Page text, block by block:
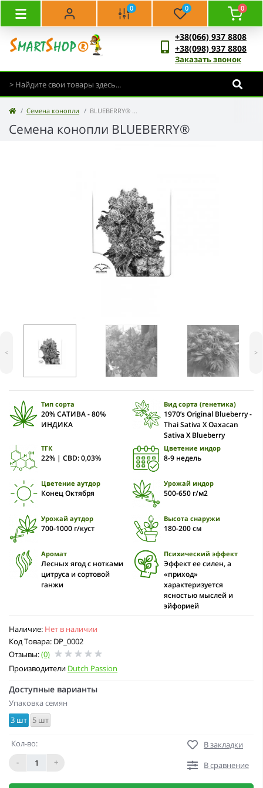
0 0 0
+38(066) 937 8808
+38(098) 937 8808
Заказать звонок
Семена конопли BLUEBERRY® - Dutch Passion
Семена конопли BLUEBERRY®
Наличие: Нет в наличии
Код Товара: DP_0002
Отзывы:(0)
Производители Dutch Passion
< >
Тип сорта
20% САТИВА - 80%
ИНДИКА
Вид сорта (генетика)
1970’s Original Blueberry -
Thai Sativa X Oaxacan
Sativa X Blueberry
ТГК
22% | CBD: 0,03%
Цветение индор
8-9 недель
Цветение аутдор
Конец Октября
Урожай индор
500-650 г/м2
Урожай аутдор
700-1000 г/куст
Высота снаружи
180-200 см
Аромат
Лесных ягод с нотками
цитруса и сортовой
ганжи
Психический эффект
Эффект ее силен, а
«приход»
характеризуется
ясностью мыслей и
эйфорией
Доступные варианты
Упаковка семян
3 шт 5 шт
Кол-во:
-
+
В закладки
В сравнение